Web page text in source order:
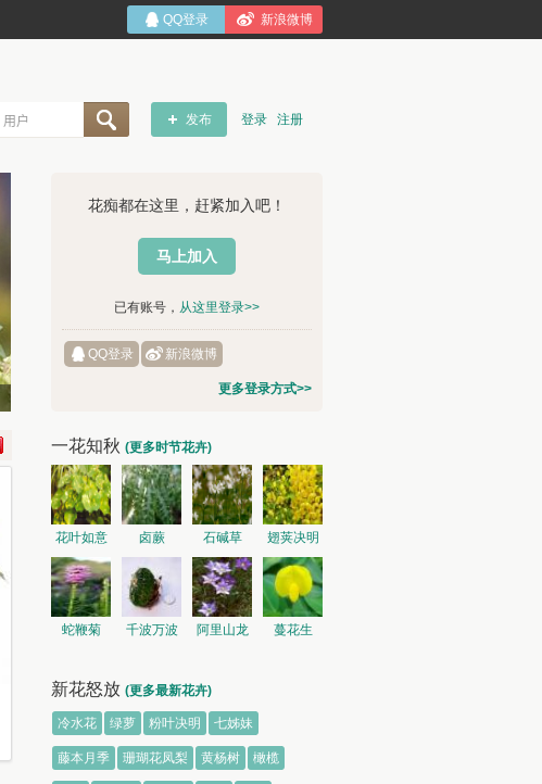
发布 登录 注册
花痴都在这里，赶紧加入吧！
马上加入
已有账号， 从这里登录>>
QQ登录 新浪微博
更多登录方式>>
一花知秋 (更多时节花卉)
花叶如意 卤蕨 石碱草 翅荚决明
蛇鞭菊 千波万波
阿里山龙
蔓花生
新花怒放 (更多最新花卉)
冷水花 绿萝 粉叶决明 七姊妹
藤本月季 珊瑚花凤梨 黄杨树 橄榄
QQ登录 新浪微博